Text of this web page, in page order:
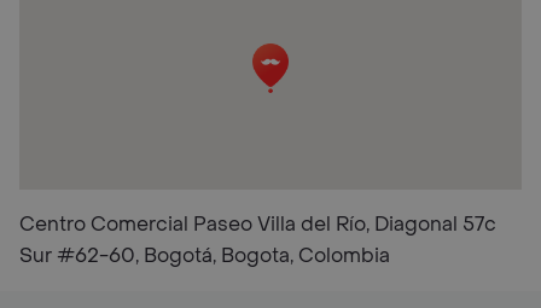
Centro Comercial Paseo Villa del Río, Diagonal 57c
Sur #62-60, Bogotá, Bogota, Colombia